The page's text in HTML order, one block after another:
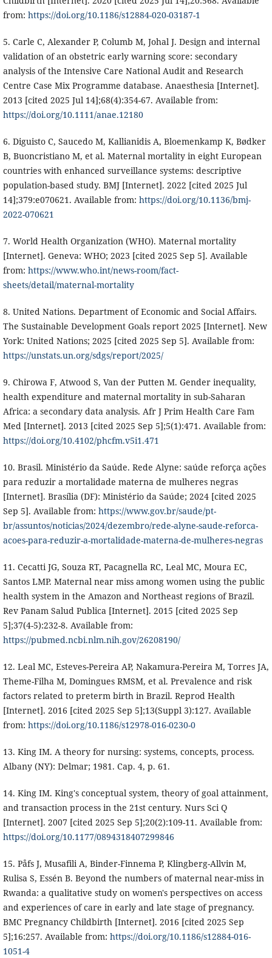
from: https://doi.org/10.1186/s12884-020-03187-1
5. Carle C, Alexander P, Columb M, Johal J. Design and internal
validation of an obstetric early warning score: secondary
analysis of the Intensive Care National Audit and Research
Centre Case Mix Programme database. Anaesthesia [Internet].
2013 [cited 2025 Jul 14];68(4):354-67. Available from:
https://doi.org/10.1111/anae.12180
6. Diguisto C, Saucedo M, Kallianidis A, Bloemenkamp K, Bødker
B, Buoncristiano M, et al. Maternal mortality in eight European
countries with enhanced surveillance systems: descriptive
population-based study. BMJ [Internet]. 2022 [cited 2025 Jul
14];379:e070621. Available from: https://doi.org/10.1136/bmj-
2022-070621
7. World Health Organization (WHO). Maternal mortality
[Internet]. Geneva: WHO; 2023 [cited 2025 Sep 5]. Available
from: https://www.who.int/news-room/fact-
sheets/detail/maternal-mortality
8. United Nations. Department of Economic and Social Affairs.
The Sustainable Development Goals report 2025 [Internet]. New
York: United Nations; 2025 [cited 2025 Sep 5]. Available from:
https://unstats.un.org/sdgs/report/2025/
9. Chirowa F, Atwood S, Van der Putten M. Gender inequality,
health expenditure and maternal mortality in sub-Saharan
Africa: a secondary data analysis. Afr J Prim Health Care Fam
Med [Internet]. 2013 [cited 2025 Sep 5];5(1):471. Available from:
https://doi.org/10.4102/phcfm.v5i1.471
10. Brasil. Ministério da Saúde. Rede Alyne: saúde reforça ações
para reduzir a mortalidade materna de mulheres negras
[Internet]. Brasília (DF): Ministério da Saúde; 2024 [cited 2025
Sep 5]. Available from: https://www.gov.br/saude/pt-
br/assuntos/noticias/2024/dezembro/rede-alyne-saude-reforca-
acoes-para-reduzir-a-mortalidade-materna-de-mulheres-negras
11. Cecatti JG, Souza RT, Pacagnella RC, Leal MC, Moura EC,
Santos LMP. Maternal near miss among women using the public
health system in the Amazon and Northeast regions of Brazil.
Rev Panam Salud Publica [Internet]. 2015 [cited 2025 Sep
5];37(4-5):232-8. Available from:
https://pubmed.ncbi.nlm.nih.gov/26208190/
12. Leal MC, Esteves-Pereira AP, Nakamura-Pereira M, Torres JA,
Theme-Filha M, Domingues RMSM, et al. Prevalence and risk
factors related to preterm birth in Brazil. Reprod Health
[Internet]. 2016 [cited 2025 Sep 5];13(Suppl 3):127. Available
from: https://doi.org/10.1186/s12978-016-0230-0
13. King IM. A theory for nursing: systems, concepts, process.
Albany (NY): Delmar; 1981. Cap. 4, p. 61.
14. King IM. King's conceptual system, theory of goal attainment,
and transaction process in the 21st century. Nurs Sci Q
[Internet]. 2007 [cited 2025 Sep 5];20(2):109-11. Available from:
https://doi.org/10.1177/0894318407299846
15. Påfs J, Musafili A, Binder-Finnema P, Klingberg-Allvin M,
Rulisa S, Essén B. Beyond the numbers of maternal near-miss in
Rwanda: a qualitative study on women's perspectives on access
and experiences of care in early and late stage of pregnancy.
BMC Pregnancy Childbirth [Internet]. 2016 [cited 2025 Sep
5];16:257. Available from: https://doi.org/10.1186/s12884-016-
1051-4